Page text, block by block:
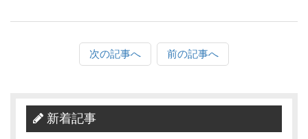
次の記事へ 前の記事へ
新着記事